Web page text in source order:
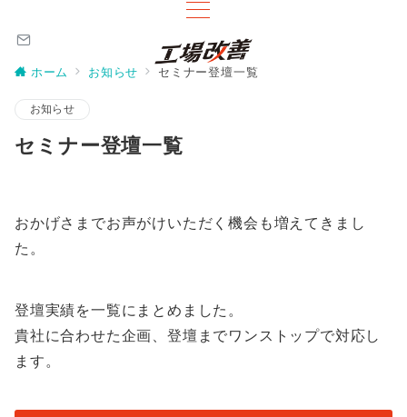
ホーム お知らせ セミナー登壇一覧
お知らせ
セミナー登壇一覧
おかげさまでお声がけいただく機会も増えてきまし
た。
登壇実績を一覧にまとめました。
貴社に合わせた企画、登壇までワンストップで対応し
ます。